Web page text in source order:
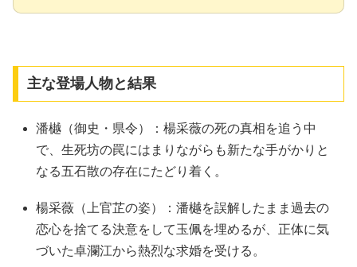
主な登場人物と結果
潘樾（御史・県令）：楊采薇の死の真相を追う中
で、生死坊の罠にはまりながらも新たな手がかりと
なる五石散の存在にたどり着く。
楊采薇（上官芷の姿）：潘樾を誤解したまま過去の
恋心を捨てる決意をして玉佩を埋めるが、正体に気
づいた卓瀾江から熱烈な求婚を受ける。